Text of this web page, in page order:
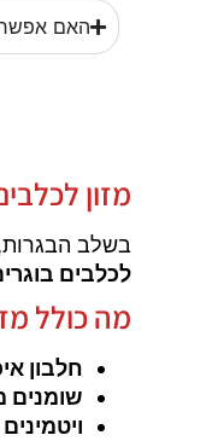
האם אפשר
מזון
בשלב
לכלבים
מה כולל
חלבון
שומנים